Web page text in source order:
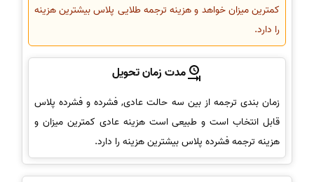
کمترین میزان خواهد و هزینه ترجمه طلایی پلاس بیشترین هزینه
را دارد.
مدت زمان تحویل
زمان بندی ترجمه از بین سه حالت عادی, فشرده و فشرده پلاس
قابل انتخاب است و طبیعی است هزینه عادی کمترین میزان و
هزینه ترجمه فشرده پلاس بیشترین هزینه را دارد.